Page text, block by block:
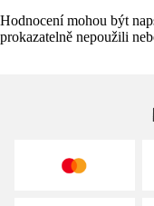
Hodnocení mohou být
prokazatelně nepoužili